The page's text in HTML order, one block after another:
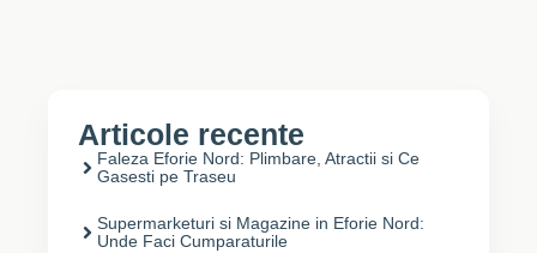
Articole recente
Faleza Eforie Nord: Plimbare, Atractii si Ce
Gasesti pe Traseu
Supermarketuri si Magazine in Eforie Nord:
Unde Faci Cumparaturile